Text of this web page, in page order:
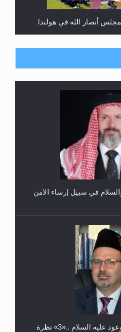
أنصار الله في هولندا
لثلاثة طلاب من مدرسة الحفظ
الأحمدية بنيجيريا لعام
في سبيل إرساء الأمن
رأيٌ في لغة المسيح الموعود عليه السلام ..«3» نظرة